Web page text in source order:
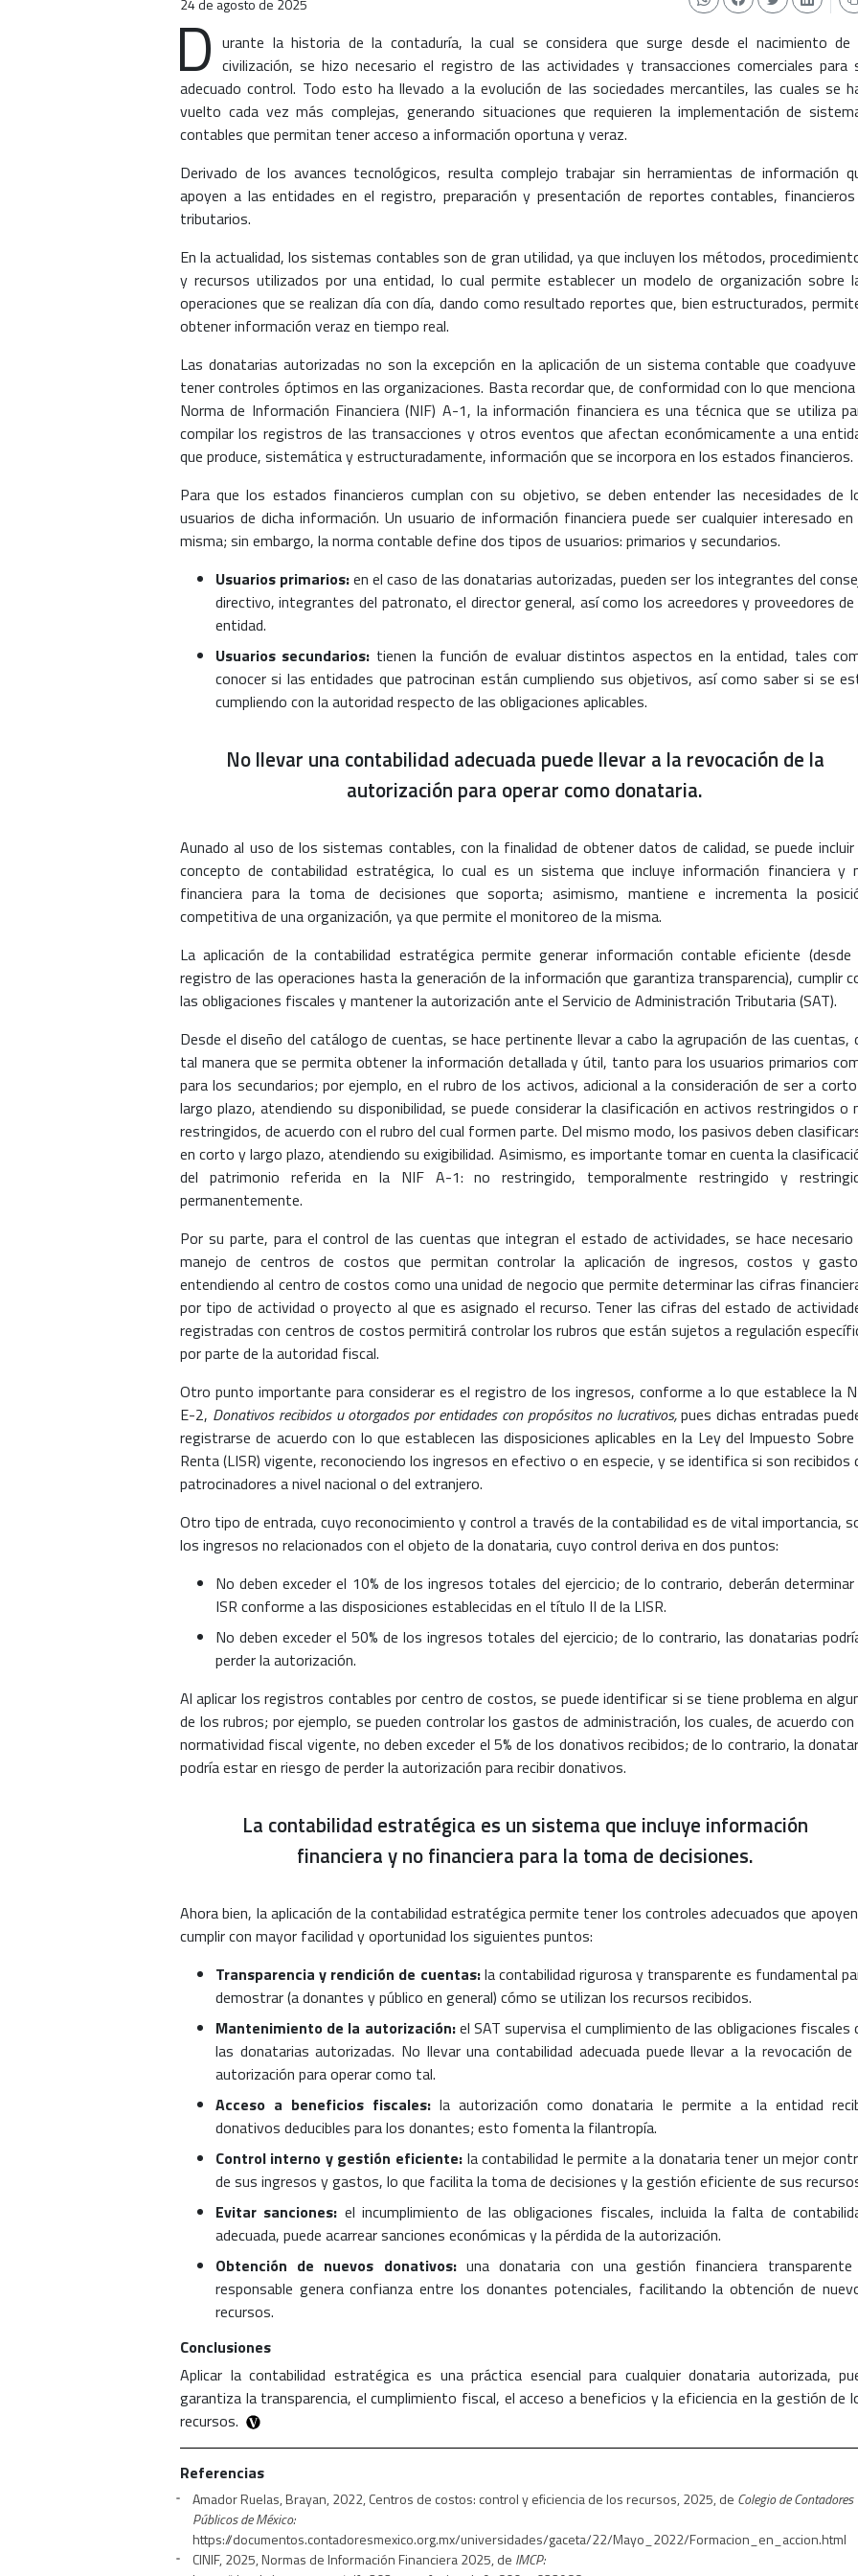
D urante la historia de la contaduría, la cual se considera que surge desde el nacimiento de
civilización, se hizo necesario el registro de las actividades y transacciones comerciales para
adecuado control. Todo esto ha llevado a la evolución de las sociedades mercantiles, las cuales se
vuelto cada vez más complejas, generando situaciones que requieren la implementación de
contables que permitan tener acceso a información oportuna y veraz.
Derivado de los avances tecnológicos, resulta complejo trabajar sin herramientas de información
apoyen a las entidades en el registro, preparación y presentación de reportes contables,
tributarios.
En la actualidad, los sistemas contables son de gran utilidad, ya que incluyen los métodos,
y recursos utilizados por una entidad, lo cual permite establecer un modelo de organización sobre
operaciones que se realizan día con día, dando como resultado reportes que, bien estructurados,
obtener información veraz en tiempo real.
Las donatarias autorizadas no son la excepción en la aplicación de un sistema contable que
tener controles óptimos en las organizaciones. Basta recordar que, de conformidad con lo que
Norma de Información Financiera (NIF) A-1, la información financiera es una técnica que se utiliza
compilar los registros de las transacciones y otros eventos que afectan económicamente a una
que produce, sistemática y estructuradamente, información que se incorpora en los estados financieros.
Para que los estados financieros cumplan con su objetivo, se deben entender las necesidades de
usuarios de dicha información. Un usuario de información financiera puede ser cualquier interesado en
misma; sin embargo, la norma contable define dos tipos de usuarios: primarios y secundarios.
Usuarios primarios:en el caso de las donatarias autorizadas, pueden ser los integrantes del
directivo, integrantes del patronato, el director general, así como los acreedores y proveedores de
entidad.
Usuarios secundarios: tienen la función de evaluar distintos aspectos en la entidad, tales
conocer si las entidades que patrocinan están cumpliendo sus objetivos, así como saber si se
cumpliendo con la autoridad respecto de las obligaciones aplicables.
No llevar una contabilidad adecuada puede llevar a la revocación de la
autorización para operar como donataria.
Aunado al uso de los sistemas contables, con la finalidad de obtener datos de calidad, se puede incluir
concepto de contabilidad estratégica, lo cual es un sistema que incluye información financiera y
financiera para la toma de decisiones que soporta; asimismo, mantiene e incrementa la
competitiva de una organización, ya que permite el monitoreo de la misma.
La aplicación de la contabilidad estratégica permite generar información contable eficiente (desde
registro de las operaciones hasta la generación de la información que garantiza transparencia), cumplir
las obligaciones fiscales y mantener la autorización ante el Servicio de Administración Tributaria (SAT).
Desde el diseño del catálogo de cuentas, se hace pertinente llevar a cabo la agrupación de las cuentas,
tal manera que se permita obtener la información detallada y útil, tanto para los usuarios primarios
para los secundarios; por ejemplo, en el rubro de los activos, adicional a la consideración de ser a
largo plazo, atendiendo su disponibilidad, se puede considerar la clasificación en activos restringidos o
restringidos, de acuerdo con el rubro del cual formen parte. Del mismo modo, los pasivos deben
en corto y largo plazo, atendiendo su exigibilidad. Asimismo, es importante tomar en cuenta la
del patrimonio referida en la NIF A-1: no restringido, temporalmente restringido y
permanentemente.
Por su parte, para el control de las cuentas que integran el estado de actividades, se hace necesario
manejo de centros de costos que permitan controlar la aplicación de ingresos, costos y
entendiendo al centro de costos como una unidad de negocio que permite determinar las cifras
por tipo de actividad o proyecto al que es asignado el recurso. Tener las cifras del estado de
registradas con centros de costos permitirá controlar los rubros que están sujetos a regulación
por parte de la autoridad fiscal.
Otro punto importante para considerar es el registro de los ingresos, conforme a lo que establece la
E-2, Donativos recibidos u otorgados por entidades con propósitos no lucrativos,pues dichas entradas
registrarse de acuerdo con lo que establecen las disposiciones aplicables en la Ley del Impuesto Sobre
Renta (LISR) vigente, reconociendo los ingresos en efectivo o en especie, y se identifica si son recibidos
patrocinadores a nivel nacional o del extranjero.
Otro tipo de entrada, cuyo reconocimiento y control a través de la contabilidad es de vital importancia,
los ingresos no relacionados con el objeto de la donataria, cuyo control deriva en dos puntos:
No deben exceder el 10% de los ingresos totales del ejercicio; de lo contrario, deberán determinar
ISR conforme a las disposiciones establecidas en el título II de la LISR.
No deben exceder el 50% de los ingresos totales del ejercicio; de lo contrario, las donatarias
perder la autorización.
Al aplicar los registros contables por centro de costos, se puede identificar si se tiene problema en
de los rubros; por ejemplo, se pueden controlar los gastos de administración, los cuales, de acuerdo
normatividad fiscal vigente, no deben exceder el 5% de los donativos recibidos; de lo contrario, la
podría estar en riesgo de perder la autorización para recibir donativos.
La contabilidad estratégica es un sistema que incluye información
financiera y no financiera para la toma de decisiones.
Ahora bien, la aplicación de la contabilidad estratégica permite tener los controles adecuados que
cumplir con mayor facilidad y oportunidad los siguientes puntos:
Transparencia y rendición de cuentas:la contabilidad rigurosa y transparente es fundamental
demostrar (a donantes y público en general) cómo se utilizan los recursos recibidos.
Mantenimiento de la autorización:el SAT supervisa el cumplimiento de las obligaciones fiscales
las donatarias autorizadas. No llevar una contabilidad adecuada puede llevar a la revocación de
autorización para operar como tal.
Acceso a beneficios fiscales: la autorización como donataria le permite a la entidad
donativos deducibles para los donantes; esto fomenta la filantropía.
Control interno y gestión eficiente:la contabilidad le permite a la donataria tener un mejor
de sus ingresos y gastos, lo que facilita la toma de decisiones y la gestión eficiente de sus
Evitar sanciones: el incumplimiento de las obligaciones fiscales, incluida la falta de
adecuada, puede acarrear sanciones económicas y la pérdida de la autorización.
Obtención de nuevos donativos:una donataria con una gestión financiera
responsable genera confianza entre los donantes potenciales, facilitando la obtención de
recursos.
Conclusiones
Aplicar la contabilidad estratégica es una práctica esencial para cualquier donataria autorizada,
garantiza la transparencia, el cumplimiento fiscal, el acceso a beneficios y la eficiencia en la gestión de
recursos.
Referencias
Amador Ruelas, Brayan, 2022, Centros de costos: control y eficiencia de los recursos, 2025, de Colegio de Contadores
Públicos de México:
https://documentos.contadoresmexico.org.mx/universidades/gaceta/22/Mayo_2022/Formacion_en_accion.html
CINIF, 2025, Normas de Información Financiera 2025, de IMCP: